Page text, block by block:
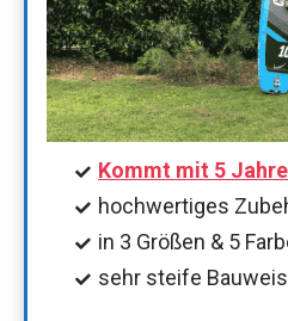
Kommt mit 5
hochwertiges
in 3 Größen & 5
sehr steife